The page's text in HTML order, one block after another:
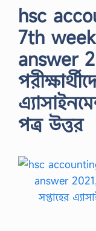
hsc
7th
answer
পত্র উত্তর